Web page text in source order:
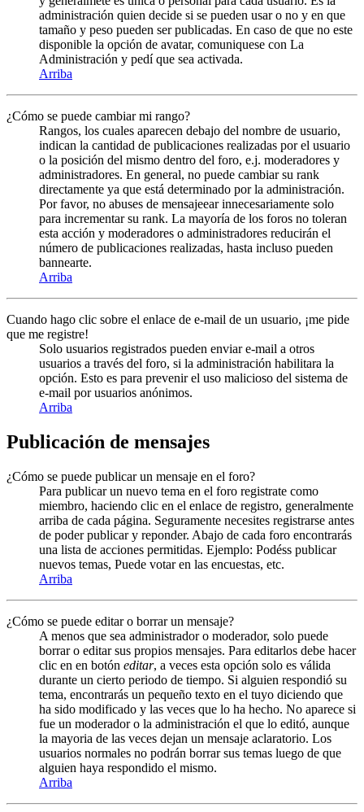
administración quien decide si se pueden usar o no y en que
tamaño y peso pueden ser publicadas. En caso de que no este
disponible la opción de avatar, comuniquese con La
Administración y pedí que sea activada.
Arriba
¿Cómo se puede cambiar mi rango?
Rangos, los cuales aparecen debajo del nombre de usuario,
indican la cantidad de publicaciones realizadas por el usuario
o la posición del mismo dentro del foro, e.j. moderadores y
administradores. En general, no puede cambiar su rank
directamente ya que está determinado por la administración.
Por favor, no abuses de mensajeear innecesariamente solo
para incrementar su rank. La mayoría de los foros no toleran
esta acción y moderadores o administradores reducirán el
número de publicaciones realizadas, hasta incluso pueden
bannearte.
Arriba
Cuando hago clic sobre el enlace de e-mail de un usuario, ¡me pide
que me registre!
Solo usuarios registrados pueden enviar e-mail a otros
usuarios a través del foro, si la administración habilitara la
opción. Esto es para prevenir el uso malicioso del sistema de
e-mail por usuarios anónimos.
Arriba
Publicación de mensajes
¿Cómo se puede publicar un mensaje en el foro?
Para publicar un nuevo tema en el foro registrate como
miembro, haciendo clic en el enlace de registro, generalmente
arriba de cada página. Seguramente necesites registrarse antes
de poder publicar y reponder. Abajo de cada foro encontrarás
una lista de acciones permitidas. Ejemplo: Podéss publicar
nuevos temas, Puede votar en las encuestas, etc.
Arriba
¿Cómo se puede editar o borrar un mensaje?
A menos que sea administrador o moderador, solo puede
borrar o editar sus propios mensajes. Para editarlos debe hacer
clic en en botón editar, a veces esta opción solo es válida
durante un cierto periodo de tiempo. Si alguien respondió su
tema, encontrarás un pequeño texto en el tuyo diciendo que
ha sido modificado y las veces que lo ha hecho. No aparece si
fue un moderador o la administración el que lo editó, aunque
la mayoria de las veces dejan un mensaje aclaratorio. Los
usuarios normales no podrán borrar sus temas luego de que
alguien haya respondido el mismo.
Arriba